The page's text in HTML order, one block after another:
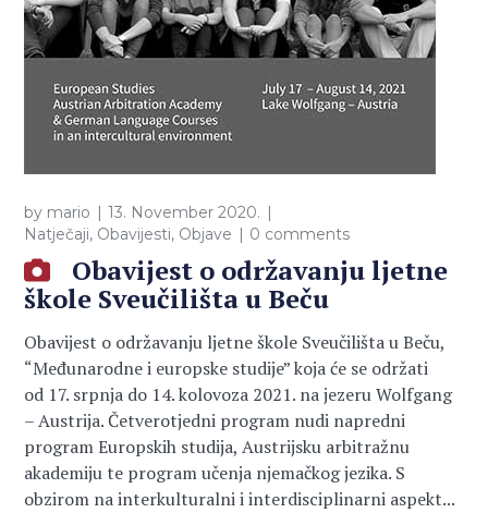
by mario
13. November 2020.
Natječaji, Obavijesti, Objave 0 comments
Obavijest o održavanju ljetne
škole Sveučilišta u Beču
Obavijest o održavanju ljetne škole Sveučilišta u Beču,
“Međunarodne i europske studije” koja će se održati
od 17. srpnja do 14. kolovoza 2021. na jezeru Wolfgang
– Austrija. Četverotjedni program nudi napredni
program Europskih studija, Austrijsku arbitražnu
akademiju te program učenja njemačkog jezika. S
obzirom na interkulturalni i interdisciplinarni aspekt...